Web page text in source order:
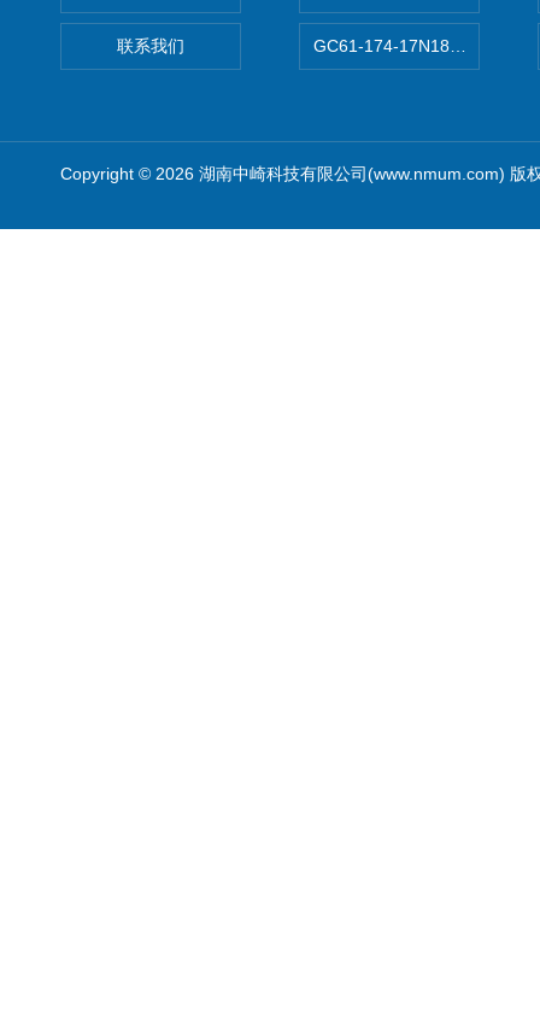
联系我们 GC61-174-
Copyright © 2026 湖南中崎科技有限公司(www.nmum.com) 版